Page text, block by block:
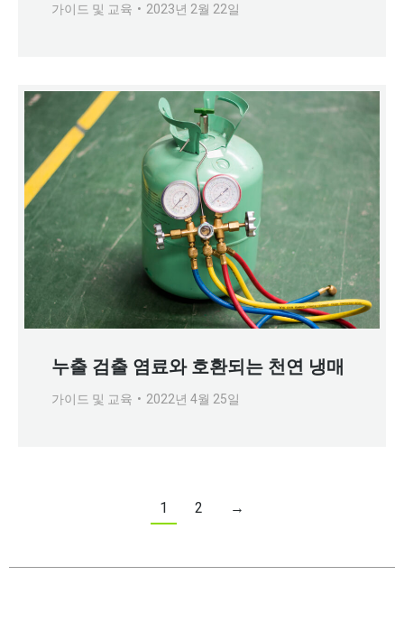
가이드 및 교육 2023년 2월 22일
누출 검출 염료와 호환되는 천연 냉매
가이드 및 교육 2022년 4월 25일
1 2 →